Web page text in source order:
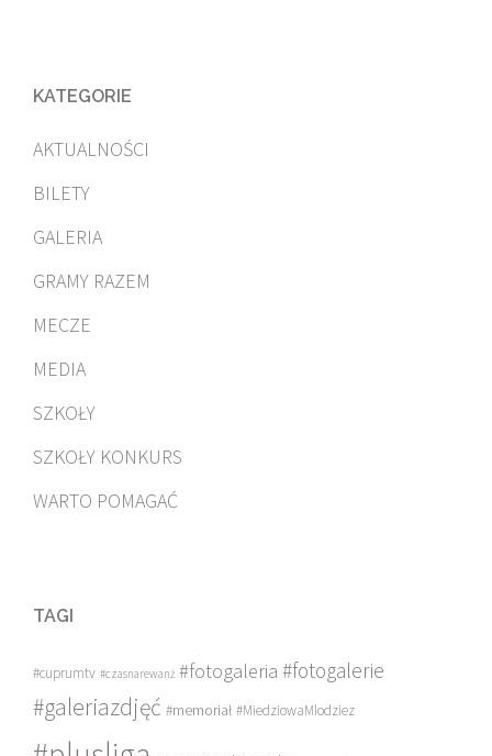
KATEGORIE
AKTUALNOŚCI
BILETY
GALERIA
GRAMY RAZEM
MECZE
MEDIA
SZKOŁY
SZKOŁY KONKURS
WARTO POMAGAĆ
TAGI
#cuprumtv #czasnarewanż #fotogaleria #fotogalerie
#galeriazdjęć #memoriał #MiedziowaMlodziez